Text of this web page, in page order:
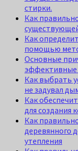
стирки.
Как
Как
помощью
Основные
эффективные
Как выбрать
не задувал
Как
для создания
Как
деревянного
утепления